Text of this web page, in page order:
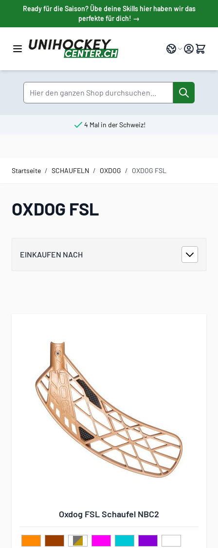
Direkt zum Inhalt
Ready für die Saison? Übe deine Skills hier haben wir das
perfekte für dich! →
Sprache
Suche
4 Mal in der Schweiz!
Startseite / SCHAUFELN / OXDOG / OXDOG FSL
OXDOG FSL
EINKAUFEN NACH
Oxdog FSL Schaufel NBC2